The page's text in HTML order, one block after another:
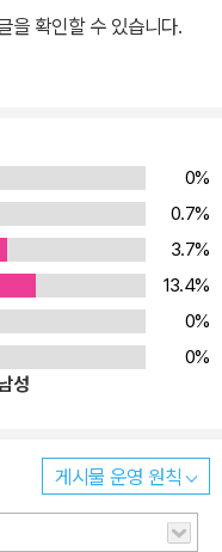
을 확인할 수 있습니다.
0%
0.7%
3.7%
13.4%
0%
0%
성
게시물 운영 원칙